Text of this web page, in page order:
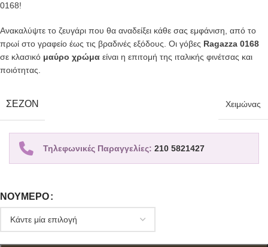
0168!
Ανακαλύψτε το ζευγάρι που θα αναδείξει κάθε σας εμφάνιση, από το
πρωί στο γραφείο έως τις βραδινές εξόδους. Οι γόβες Ragazza 0168
σε κλασικό μαύρο χρώμα είναι η επιτομή της ιταλικής φινέτσας και
ποιότητας.
ΣΕΖΌΝ Χειμώνας
Τηλεφωνικές Παραγγελίες: 210 5821427
ΝΟΎΜΕΡΟ